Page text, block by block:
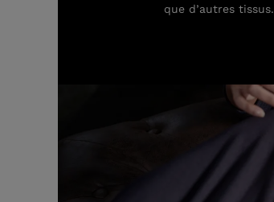
que d’autres tissus.